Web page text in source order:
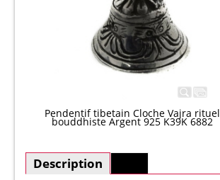
Pendentif tibetain Cloche Vajra rituel
bouddhiste Argent 925 K39K 6882
Description